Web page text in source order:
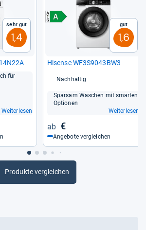
Sehr gut
1,4
für
Weiterlesen
Gut
1,6
Hisense WF3S9043BW3
Nachhaltig
Spar­sam Waschen mit smar­ten
Optio­nen
Weiterlesen
€
Angebote vergleichen
Produkte vergleichen